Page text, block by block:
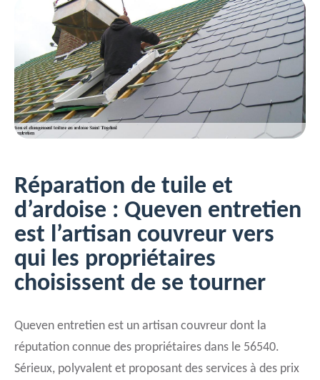
Réparation de tuile et
d’ardoise : Queven entretien
est l’artisan couvreur vers
qui les propriétaires
choisissent de se tourner
Queven entretien est un artisan couvreur dont la
réputation connue des propriétaires dans le 56540.
Sérieux, polyvalent et proposant des services à des prix